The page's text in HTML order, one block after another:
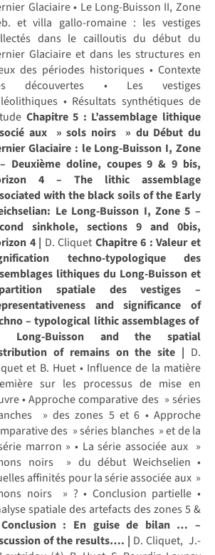
Glaciaire • Le Long-Buisson II, Zone
et villa gallo-romaine : les vestiges
dans le cailloutis du début du
Glaciaire et dans les structures en
des périodes historiques • Contexte
découvertes • Les vestiges
• Résultats synthétiques de
Chapitre 5 : L’assemblage lithique
aux » sols noirs » du Début du
Glaciaire : le Long-Buisson I, Zone
Deuxième doline, coupes 9 & 9 bis,
4 – The lithic assemblage
with the black soils of the Early
Le Long-Buisson I, Zone 5 –
sinkhole, sections 9 and 0bis,
4 | D. Cliquet Chapitre 6 : Valeur et
techno-typologique des
lithiques du Long-Buisson et
spatiale des vestiges –
and significance of
– typological lithic assemblages of
Long-Buisson and the spatial
of remains on the site | D.
et B. Huet • Influence de la matière
sur les processus de mise en
• Approche comparative des » séries
» des zones 5 et 6 • Approche
des » séries blanches » et de la
marron » • La série associée aux »
noirs » du début Weichselien •
affinités pour la série associée aux »
noirs » ? • Conclusion partielle •
spatiale des artefacts des zones 5 &
Conclusion : En guise de bilan … –
of the results…. | D. Cliquet, J.-